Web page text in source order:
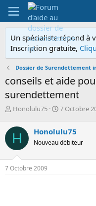
Un spécialiste répond à
Inscription gratuite,
Dossier de Surendettement
conseils et aide
surendettement
A
t
e
u
r
d
e
Honolulu75
D
e
d
d
7 Octobre
H Honolulu75
Nouveau débiteur
7 Octobre 2009